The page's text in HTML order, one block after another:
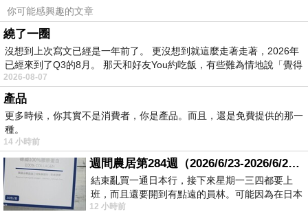
你可能感興趣的文章
繞了一圈
沒想到上次寫文已經是一年前了。 更沒想到就這麼走著走著，2026年
已經來到了Q3的8月。 那天和好友You約吃飯，有些難為情地說「覺得
2026-08-07
產品
更多時候，你其實不是消費者，你是產品。而且，還是免費提供的那一
種。
14 小時前
週間農居第284週（2026/6/23-2026/6/24) 夏至 金黃稻浪洋溢豐收喜悅
結束亂買一通日本行，接下來星期一三四都要上
班，而且還要開到有點遠的員林。可能因為在日本
花不少錢，星期一出門上班時，心裡沒有一
12 小時前